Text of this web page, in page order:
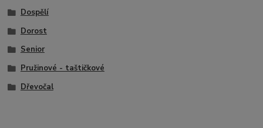
Dospělí
Dorost
Senior
Pružinové - taštičkové
Dřevočal